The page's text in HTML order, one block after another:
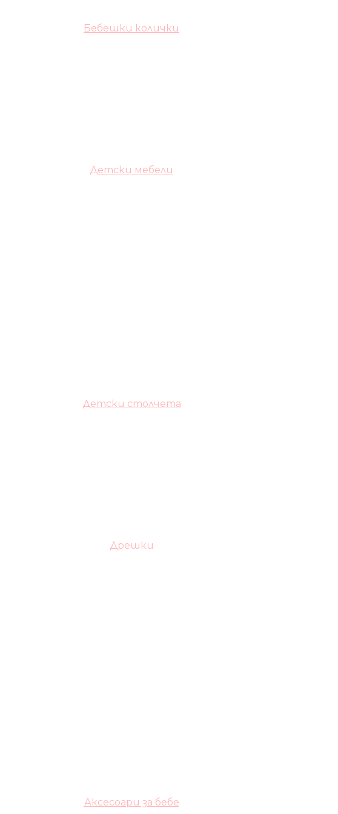
Бебешки колички
Детски мебели
Детски столчета
Дрешки
Аксесоари за бебе